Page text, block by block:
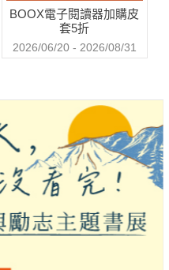
BOOX電子閱讀器加購皮
套5折
2026/06/20 - 2026/08/31